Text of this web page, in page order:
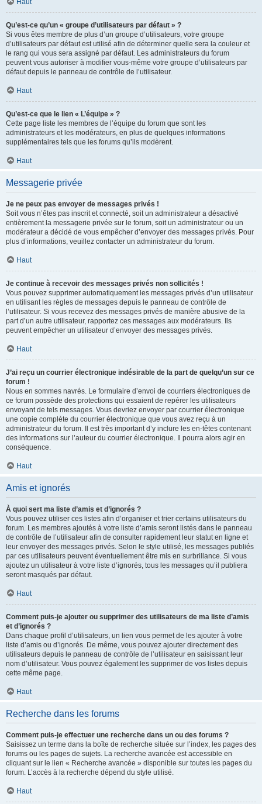
Haut
Qu’est-ce qu’un « groupe d’utilisateurs par défaut » ?
Si vous êtes membre de plus d’un groupe d’utilisateurs, votre groupe
d’utilisateurs par défaut est utilisé afin de déterminer quelle sera la couleur et
le rang qui vous sera assigné par défaut. Les administrateurs du forum
peuvent vous autoriser à modifier vous-même votre groupe d’utilisateurs par
défaut depuis le panneau de contrôle de l’utilisateur.
Haut
Qu’est-ce que le lien « L’équipe » ?
Cette page liste les membres de l’équipe du forum que sont les
administrateurs et les modérateurs, en plus de quelques informations
supplémentaires tels que les forums qu’ils modèrent.
Haut
Messagerie privée
Je ne peux pas envoyer de messages privés !
Soit vous n’êtes pas inscrit et connecté, soit un administrateur a désactivé
entièrement la messagerie privée sur le forum, soit un administrateur ou un
modérateur a décidé de vous empêcher d’envoyer des messages privés. Pour
plus d’informations, veuillez contacter un administrateur du forum.
Haut
Je continue à recevoir des messages privés non sollicités !
Vous pouvez supprimer automatiquement les messages privés d’un utilisateur
en utilisant les règles de messages depuis le panneau de contrôle de
l’utilisateur. Si vous recevez des messages privés de manière abusive de la
part d’un autre utilisateur, rapportez ces messages aux modérateurs. Ils
peuvent empêcher un utilisateur d’envoyer des messages privés.
Haut
J’ai reçu un courrier électronique indésirable de la part de quelqu’un sur ce
forum !
Nous en sommes navrés. Le formulaire d’envoi de courriers électroniques de
ce forum possède des protections qui essaient de repérer les utilisateurs
envoyant de tels messages. Vous devriez envoyer par courrier électronique
une copie complète du courrier électronique que vous avez reçu à un
administrateur du forum. Il est très important d’y inclure les en-têtes contenant
des informations sur l’auteur du courrier électronique. Il pourra alors agir en
conséquence.
Haut
Amis et ignorés
À quoi sert ma liste d’amis et d’ignorés ?
Vous pouvez utiliser ces listes afin d’organiser et trier certains utilisateurs du
forum. Les membres ajoutés à votre liste d’amis seront listés dans le panneau
de contrôle de l’utilisateur afin de consulter rapidement leur statut en ligne et
leur envoyer des messages privés. Selon le style utilisé, les messages publiés
par ces utilisateurs peuvent éventuellement être mis en surbrillance. Si vous
ajoutez un utilisateur à votre liste d’ignorés, tous les messages qu’il publiera
seront masqués par défaut.
Haut
Comment puis-je ajouter ou supprimer des utilisateurs de ma liste d’amis
et d’ignorés ?
Dans chaque profil d’utilisateurs, un lien vous permet de les ajouter à votre
liste d’amis ou d’ignorés. De même, vous pouvez ajouter directement des
utilisateurs depuis le panneau de contrôle de l’utilisateur en saisissant leur
nom d’utilisateur. Vous pouvez également les supprimer de vos listes depuis
cette même page.
Haut
Recherche dans les forums
Comment puis-je effectuer une recherche dans un ou des forums ?
Saisissez un terme dans la boîte de recherche située sur l’index, les pages des
forums ou les pages de sujets. La recherche avancée est accessible en
cliquant sur le lien « Recherche avancée » disponible sur toutes les pages du
forum. L’accès à la recherche dépend du style utilisé.
Haut